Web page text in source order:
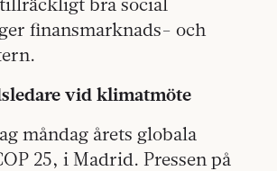
finansmarknads- och
vid klimatmöte
måndag årets globala
25, i Madrid. Pressen på